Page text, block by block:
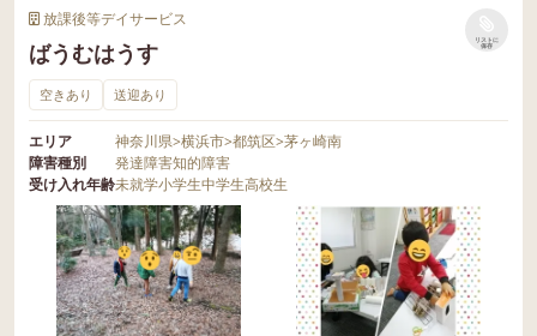
放課後等デイサービス
ばうむはうす
リストに
保存
空きあり 送迎あり
エリア 神奈川県>横浜市>都筑区>茅ヶ崎南
障害種別
発達障害知的障害
受け入れ年齢未就学小学生中学生高校生